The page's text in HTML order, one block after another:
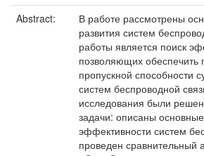
Abstract:
В работе рассмотрены
развития систем
работы является поиск
позволяющих
пропускной способности
систем беспроводной
исследования были
задачи: описаны
эффективности систем
проведен сравнительный